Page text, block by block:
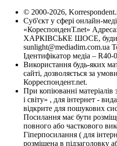
© 2000-2026,
Суб'єкт у сфері онлайн-
«КореспонденТ.net»
ХАРКІВСЬКЕ ШОСЕ,
sunlight@mediadim.com.ua
Ідентифікатор медіа – R40-
Використання будь-яких
сайті, дозволяється за
Корреспондент.net.
При копіюванні
і світу» , для інтернет -
відкрите для пошукових
Посилання має бути
повного або часткового
Гіперпосилання ( для
розміщена в підзаголовку